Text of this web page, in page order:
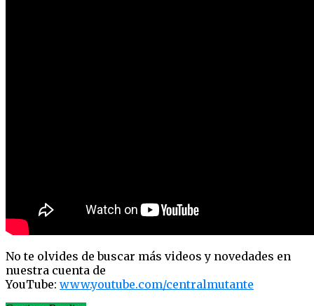
No te olvides de buscar más videos y novedades en
nuestra cuenta de
YouTube: www.youtube.com/centralmutante